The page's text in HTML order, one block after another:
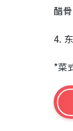
醋骨
4.
*菜